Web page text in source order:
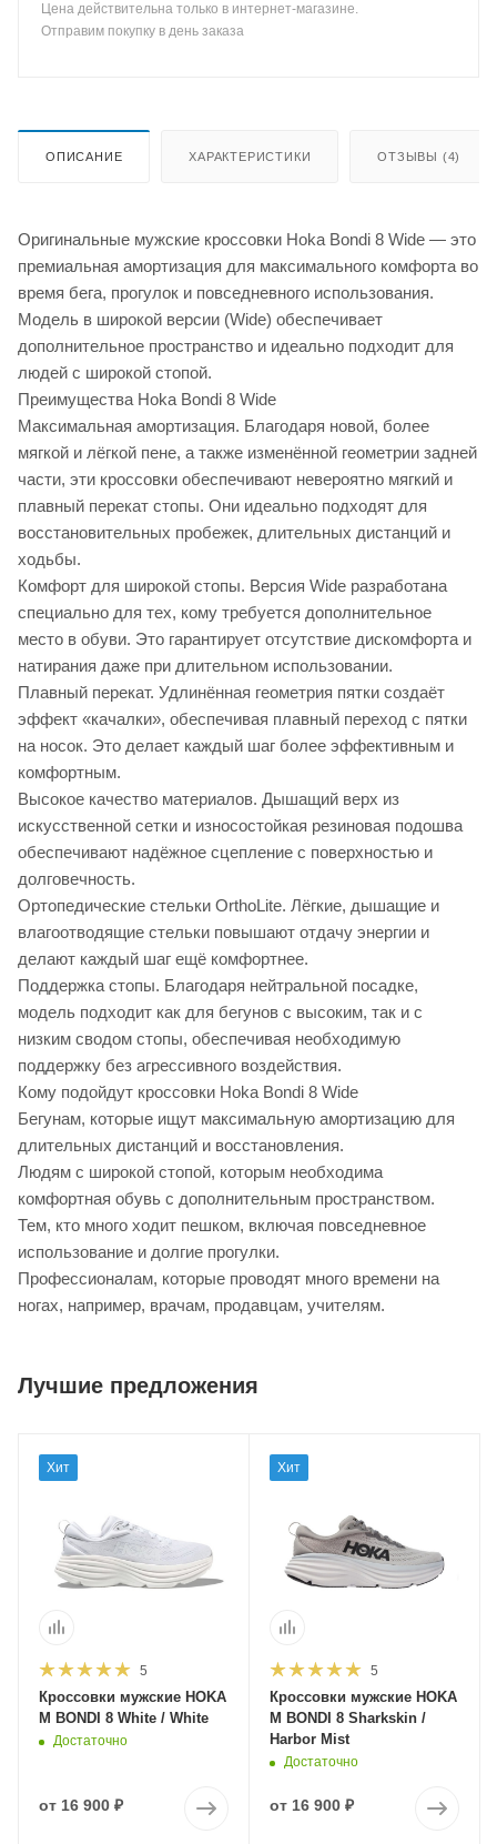
Цена действительна только в интернет-магазине.
Отправим покупку в день заказа
ОПИСАНИЕ ХАРАКТЕРИСТИКИ ОТЗЫВЫ (4)
Оригинальные мужские кроссовки Hoka Bondi 8 Wide — это
премиальная амортизация для максимального комфорта во
время бега, прогулок и повседневного использования.
Модель в широкой версии (Wide) обеспечивает
дополнительное пространство и идеально подходит для
людей с широкой стопой.
Преимущества Hoka Bondi 8 Wide
Максимальная амортизация. Благодаря новой, более
мягкой и лёгкой пене, а также изменённой геометрии задней
части, эти кроссовки обеспечивают невероятно мягкий и
плавный перекат стопы. Они идеально подходят для
восстановительных пробежек, длительных дистанций и
ходьбы.
Комфорт для широкой стопы. Версия Wide разработана
специально для тех, кому требуется дополнительное
место в обуви. Это гарантирует отсутствие дискомфорта и
натирания даже при длительном использовании.
Плавный перекат. Удлинённая геометрия пятки создаёт
эффект «качалки», обеспечивая плавный переход с пятки
на носок. Это делает каждый шаг более эффективным и
комфортным.
Высокое качество материалов. Дышащий верх из
искусственной сетки и износостойкая резиновая подошва
обеспечивают надёжное сцепление с поверхностью и
долговечность.
Ортопедические стельки OrthoLite. Лёгкие, дышащие и
влагоотводящие стельки повышают отдачу энергии и
делают каждый шаг ещё комфортнее.
Поддержка стопы. Благодаря нейтральной посадке,
модель подходит как для бегунов с высоким, так и с
низким сводом стопы, обеспечивая необходимую
поддержку без агрессивного воздействия.
Кому подойдут кроссовки Hoka Bondi 8 Wide
Бегунам, которые ищут максимальную амортизацию для
длительных дистанций и восстановления.
Людям с широкой стопой, которым необходима
комфортная обувь с дополнительным пространством.
Тем, кто много ходит пешком, включая повседневное
использование и долгие прогулки.
Профессионалам, которые проводят много времени на
ногах, например, врачам, продавцам, учителям.
Лучшие предложения
Хит
5
Кроссовки мужские HOKA
M BONDI 8 White / White
Достаточно
от 16 900 ₽
Хит
5
Кроссовки мужские HOKA
M BONDI 8 Sharkskin /
Harbor Mist
Достаточно
от 16 900 ₽